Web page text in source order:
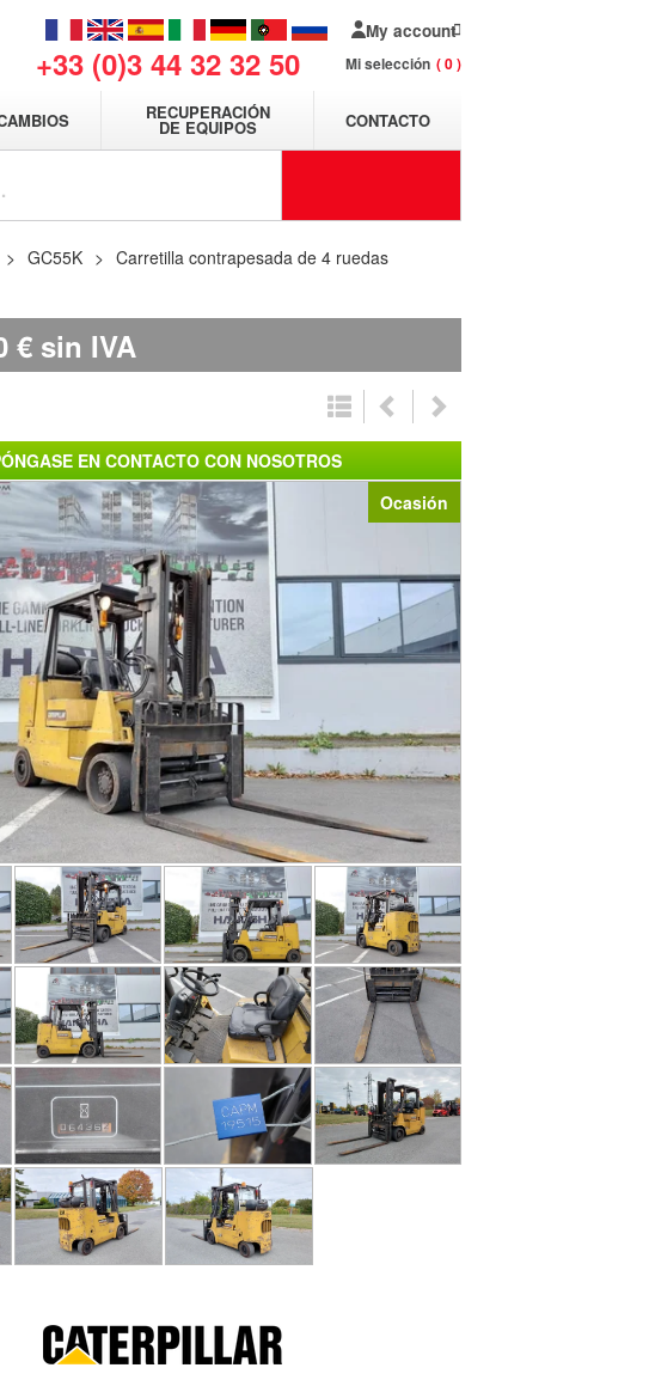
+33 (0)3 44 32 32 50
My account
Mi selección 0
RECUPERACIÓN
DE EQUIPOS CONTACTO
GC55K
Carretilla contrapesada de 4 ruedas
€ sin IVA
Ocasión
EN CONTACTO CON NOSOTROS